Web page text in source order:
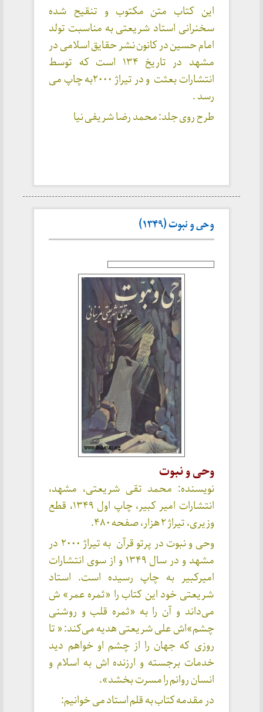
این کتاب متن مکتوب و تنقیح شده
سخنرانی استاد شریعتی به مناسبت تولد
امام حسین در کانون نشر حقایق اسلامی در
مشهد در تاریخ ۱۳۴ است که توسط
انتشارات بعثت و در تیراژ ۲۰۰۰به چاپ می
رسد .
طرح روی جلد: محمد رضا شریفی نیا
وحی و نبوت (۱۳۴۹)
وحی و نبوت
نویسنده: محمد تقی شریعتی، مشهد،
انتشارات امیر کبیر، چاپ اول ۱۳۴۹، قطع
وزیری، تیراژ ۲ هزار، صفحه ۴۸۰.
وحی و نبوت در پرتو قرآن به تیراژ ۲۰۰۰ در
مشهد و در سال ۱۳۴۹ و از سوی انتشارات
امیرکبیر به چاپ رسیده است. استاد
شریعتی خود این کتاب را «ثمره عمر» ش
می‌داند و آن را به «ثمره قلب و روشنی
چشم»اش علی شریعتی هدیه می‌کند: « تا
روزی که جهان را از چشم او خواهم دید
خدمات برجسته و ارزنده اش به اسلام و
انسان روانم را مسرت بخشد».
در مقدمه کتاب به قلم استاد می خوانیم: